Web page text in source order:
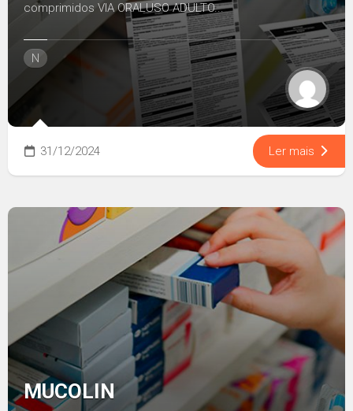
comprimidos VIA ORALUSO ADULTO...
N
31/12/2024 Ler mais
MUCOLIN